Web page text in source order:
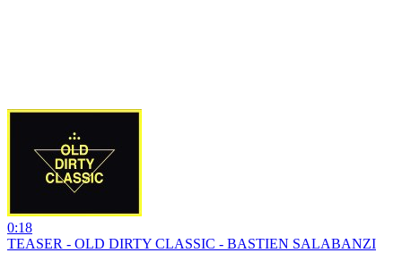
0:18
TEASER - OLD DIRTY CLASSIC - BASTIEN SALABANZI